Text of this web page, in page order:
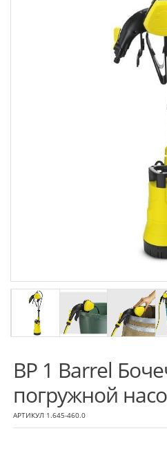
BP 1 Barrel
погружной
АРТИКУЛ 1.645-460.0